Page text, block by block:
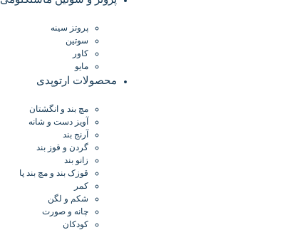
پروتز سینه
سوتین
کاور
مایو
محصولات ارتوپدی
مچ بند و انگشتان
آویز دست و شانه
آرنج بند
گردن و قوز بند
زانو بند
قوزک بند و مچ بند پا
کمر
شکم و لگن
چانه و صورت
کودکان